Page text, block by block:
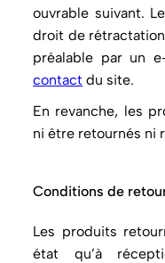
ouvrable suivant.
droit de
préalable par un
contact du site.
En revanche, les
ni être retournés ni
Conditions de
Les produits
état qu’à